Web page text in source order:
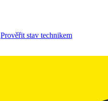
Prověřit stav technikem